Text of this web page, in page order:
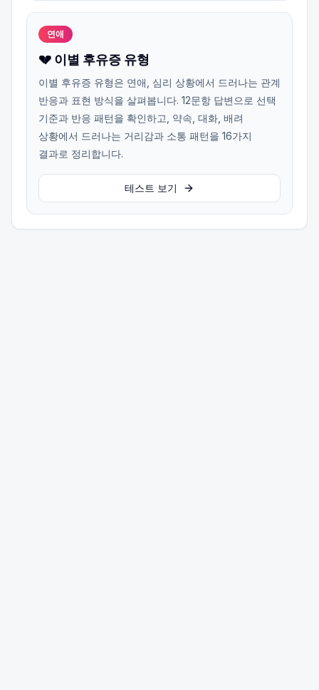
연애
💔 이별 후유증 유형
이별 후유증 유형은 연애, 심리 상황에서 드러나는 관계
반응과 표현 방식을 살펴봅니다. 12문항 답변으로 선택
기준과 반응 패턴을 확인하고, 약속, 대화, 배려
상황에서 드러나는 거리감과 소통 패턴을 16가지
결과로 정리합니다.
테스트 보기